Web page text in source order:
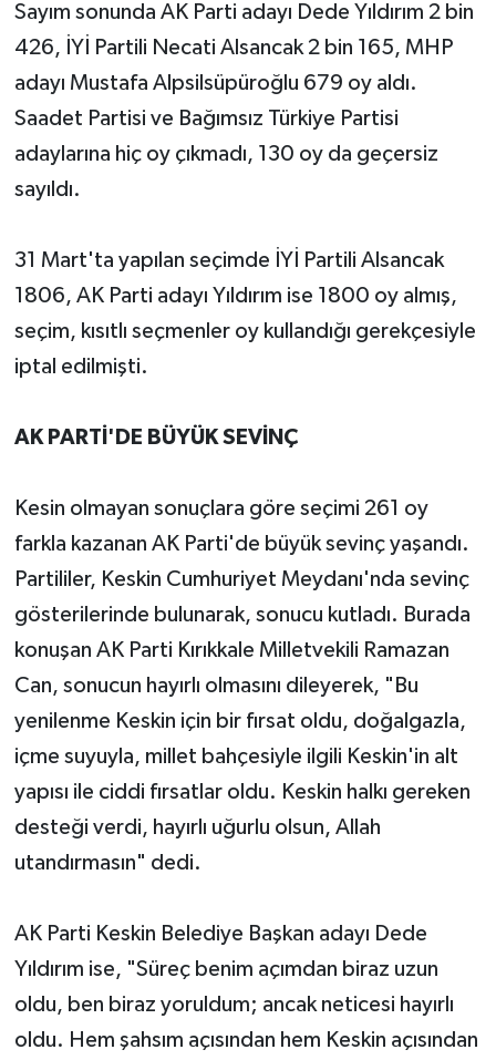
Sayım sonunda AK Parti adayı Dede Yıldırım 2 bin
426, İYİ Partili Necati Alsancak 2 bin 165, MHP
adayı Mustafa Alpsilsüpüroğlu 679 oy aldı.
Saadet Partisi ve Bağımsız Türkiye Partisi
adaylarına hiç oy çıkmadı, 130 oy da geçersiz
sayıldı.
31 Mart'ta yapılan seçimde İYİ Partili Alsancak
1806, AK Parti adayı Yıldırım ise 1800 oy almış,
seçim, kısıtlı seçmenler oy kullandığı gerekçesiyle
iptal edilmişti.
AK PARTİ'DE BÜYÜK SEVİNÇ
Kesin olmayan sonuçlara göre seçimi 261 oy
farkla kazanan AK Parti'de büyük sevinç yaşandı.
Partililer, Keskin Cumhuriyet Meydanı'nda sevinç
gösterilerinde bulunarak, sonucu kutladı. Burada
konuşan AK Parti Kırıkkale Milletvekili Ramazan
Can, sonucun hayırlı olmasını dileyerek, "Bu
yenilenme Keskin için bir fırsat oldu, doğalgazla,
içme suyuyla, millet bahçesiyle ilgili Keskin'in alt
yapısı ile ciddi fırsatlar oldu. Keskin halkı gereken
desteği verdi, hayırlı uğurlu olsun, Allah
utandırmasın" dedi.
AK Parti Keskin Belediye Başkan adayı Dede
Yıldırım ise, "Süreç benim açımdan biraz uzun
oldu, ben biraz yoruldum; ancak neticesi hayırlı
oldu. Hem şahsım açısından hem Keskin açısından